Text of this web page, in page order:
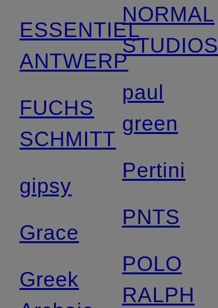
ESSENTIEL
ANTWERP
FUCHS
SCHMITT
gipsy
Grace
Greek
NORMAL
paul
green
Pertini
PNTS
POLO
RALPH